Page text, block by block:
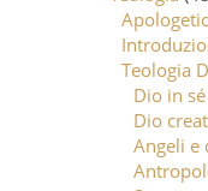
Teologia
Dio in sé
Dio
Angeli e